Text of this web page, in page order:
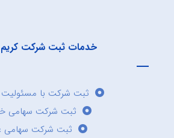
خدمات ثبت شرکت
ثبت شرکت با
ثبت شرکت سهامی
ثبت شرکت سهامی